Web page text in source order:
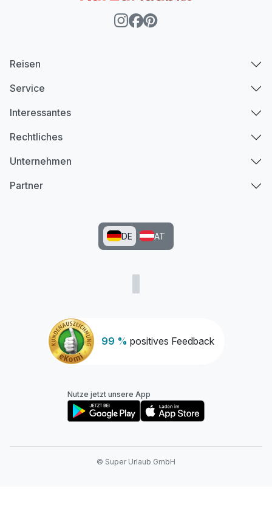
99 % positives Feedback
Reisen
Service
Interessantes
Rechtliches
Unternehmen
Partner
DE AT
Nutze jetzt unsere App
© Super Urlaub GmbH